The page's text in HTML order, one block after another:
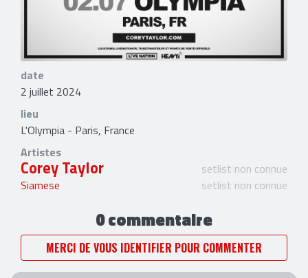
date
2 juillet 2024
lieu
L'Olympia - Paris, France
Artistes
Corey Taylor
setlist non connue
Siamese
setlist non connue
0 commentaire
MERCI DE VOUS IDENTIFIER POUR COMMENTER